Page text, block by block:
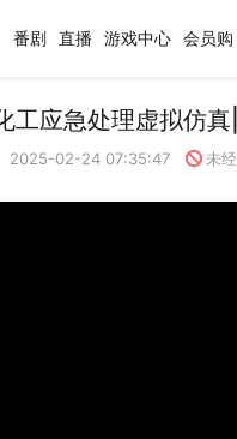
番剧 直播 游戏中心 会员购
工应急处理虚拟仿
2025-02-24 07:35:47 未